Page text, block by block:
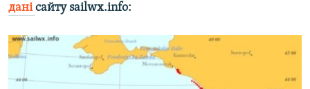
данісайту sailwx.info: